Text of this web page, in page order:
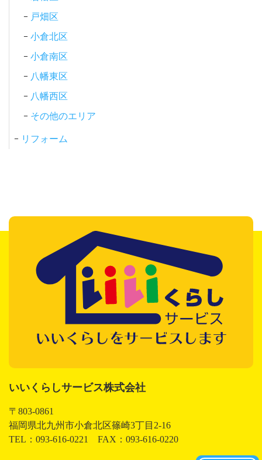
戸畑区
小倉北区
小倉南区
八幡東区
八幡西区
その他のエリア
リフォーム
いいくらしサービス株式会社
〒803-0861
福岡県北九州市小倉北区篠崎3丁目2-16
TEL：093-616-0221 FAX：093-616-0220